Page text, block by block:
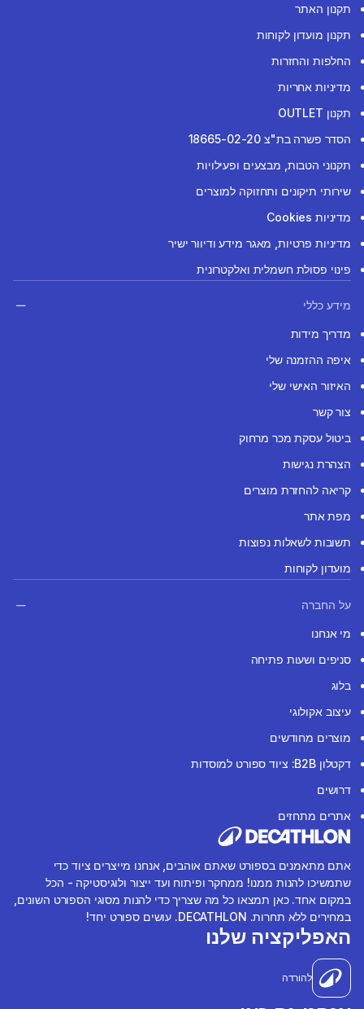
תקנון האתר
תקנון מועדון לקוחות
החלפות והחזרות
מדיניות אחריות
תקנון OUTLET
הסדר פשרה בת"צ 18665-02-20
תקנוני הטבות, מבצעים ופעילויות
שירותי תיקונים ותחזוקה למוצרים
מדיניות Cookies
מדיניות פרטיות, מאגר מידע ודיוור ישיר
פינוי פסולת חשמלית ואלקטרונית
מידע כללי
מדריך מידות
איפה ההזמנה שלי
האיזור האישי שלי
צור קשר
ביטול עסקת מכר מרחוק
הצהרת נגישות
קריאה להחזרת מוצרים
מפת אתר
תשובות לשאלות נפוצות
מועדון לקוחות
על החברה
מי אנחנו
סניפים ושעות פתיחה
בלוג
עיצוב אקולוגי
מוצרים מחודשים
דקטלון B2B: ציוד ספורט למוסדות
דרושים
אתרים מתחזים
אתם מתאמנים בספורט שאתם אוהבים, אנחנו מייצרים ציוד כדי
שתמשיכו להנות ממנו! ממחקר ופיתוח ועד ייצור ולוגיסטיקה - הכל
במקום אחד. כאן תמצאו כל מה שצריך כדי להנות מסוגי הספורט השונים,
במחירים ללא תחרות. DECATHLON. עושים ספורט יחד!
האפליקציה שלנו
להורדה